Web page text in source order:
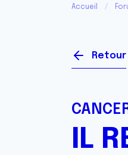
Accueil
Retour
IL